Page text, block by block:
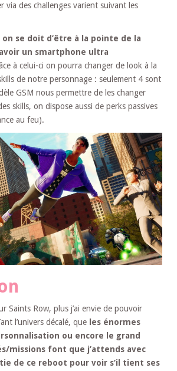
via des challenges varient suivant les
se doit d’être à la pointe de la
un smartphone ultra
à celui-ci on pourra changer de look à la
de notre personnage : seulement 4 sont
GSM nous permettre de les changer
skills, on dispose aussi de perks passives
au feu).
Saints Row, plus j’ai envie de pouvoir
l’univers décalé, que les énormes
ou encore le grand
missions font que j’attends avec
de ce reboot pour voir s’il tient ses